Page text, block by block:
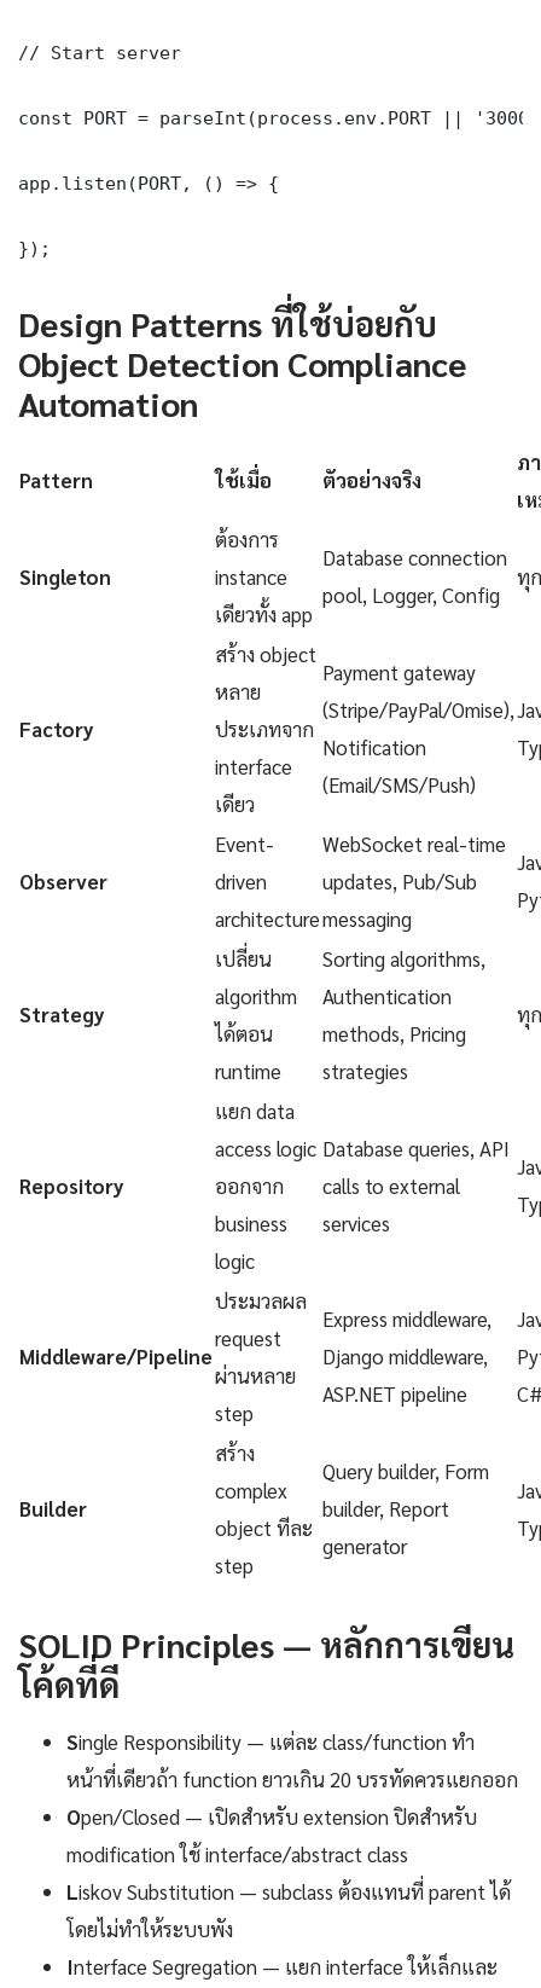
// Start server
const PORT = parseInt(process.env.PORT ||
app.listen(PORT, () => {
});
Design Patterns ที่ใช้บ่อยกับ
Object Detection Compliance
Automation
Pattern ใช้เมื่อ ตัวอย่างจริง
ภ
เ
Singleton
ต้องการ
instance
เดียวทั้ง app
Database connection
pool, Logger, Config
ทุ
Factory
สร้าง object
หลาย
ประเภทจาก
interface
เดียว
Payment gateway
(Stripe/PayPal/Omise),
Notification
(Email/SMS/Push)
Observer
Event-
driven
architecture
WebSocket real-time
updates, Pub/Sub
messaging
Strategy
เปลี่ยน
algorithm
ได้ตอน
runtime
Sorting algorithms,
Authentication
methods, Pricing
strategies
ทุ
Repository
แยก data
access logic
ออกจาก
business
logic
Database queries, API
calls to external
services
Middleware/Pipeline
ประมวลผล
request
ผ่านหลาย
step
Express middleware,
Django middleware,
ASP.NET pipeline
Builder
สร้าง
complex
object ทีละ
step
Query builder, Form
builder, Report
generator
SOLID Principles — หลักการเขียน
โค้ดที่ดี
Single Responsibility — แต่ละ class/function ทำ
หน้าที่เดียวถ้า function ยาวเกิน 20 บรรทัดควรแยกออก
Open/Closed — เปิดสำหรับ extension ปิดสำหรับ
modification ใช้ interface/abstract class
Liskov Substitution — subclass ต้องแทนที่ parent ได้
โดยไม่ทำให้ระบบพัง
Interface Segregation — แยก interface ให้เล็กและ